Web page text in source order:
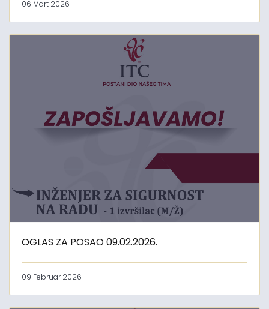
06 Mart 2026
OGLAS ZA POSAO 09.02.2026.
09 Februar 2026